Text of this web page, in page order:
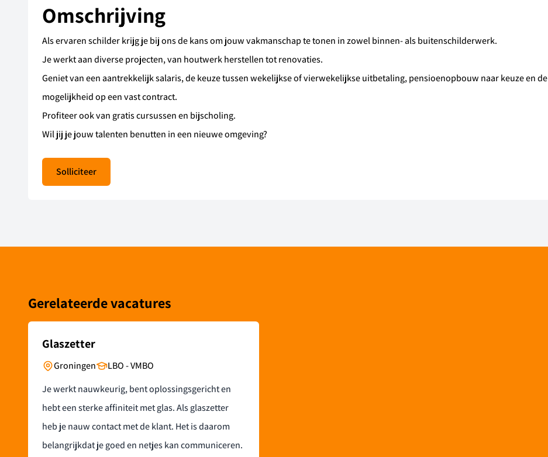
Omschrijving
Als ervaren schilder krijg je bij ons de kans om jouw vakmanschap te tonen in zowel binnen- als buitenschilderwerk.
Je werkt aan diverse projecten, van houtwerk herstellen tot renovaties.
Geniet van een aantrekkelijk salaris, de keuze tussen wekelijkse of vierwekelijkse uitbetaling, pensioenopbouw naar keuze en de
mogelijkheid op een vast contract.
Profiteer ook van gratis cursussen en bijscholing.
Wil jij je jouw talenten benutten in een nieuwe omgeving?
Solliciteer
Gerelateerde vacatures
Glaszetter
Groningen
LBO - VMBO
Je werkt nauwkeurig, bent oplossingsgericht en
hebt een sterke affiniteit met glas. Als glaszetter
heb je nauw contact met de klant. Het is daarom
belangrijkdat je goed en netjes kan communiceren.
Ontvang vacatures direct in je mailbox